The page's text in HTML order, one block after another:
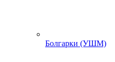
Болгарки (УШМ)